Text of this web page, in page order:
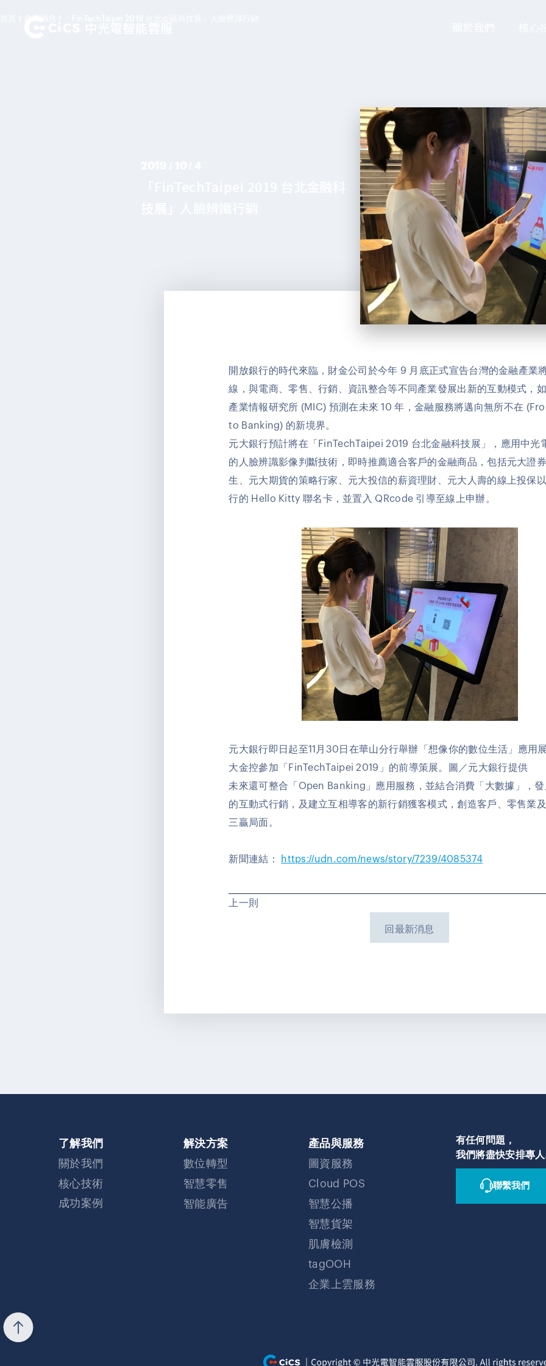
開放銀行的時代來臨，財金公司於今年 9 月底正式宣告台灣的金融產業
線，與電商、零售、行銷、資訊整合等不同產業發展出新的互動模式，
產業情報研究所 (MIC) 預測在未來 10 年，金融服務將邁向無所不在
to Banking) 的新境界。
元大銀行預計將在「FinTechTaipei 2019 台北金融科技展」，應用中光
的人臉辨識影像判斷技術，即時推薦適合客戶的金融商品，包括元大證
生、元大期貨的策略行家、元大投信的薪資理財、元大人壽的線上投保
行的 Hello Kitty 聯名卡，並置入 QRcode 引導至線上申辦。
元大銀行即日起至11月30日在華山分行舉辦「想像你的數位生活」應用
大金控參加「FinTechTaipei 2019」的前導策展。圖／元大銀行提供
未來還可整合「Open Banking」應用服務，並結合消費「大數據」，
的互動式行銷，及建立互相導客的新行銷獲客模式，創造客戶、零售業
三贏局面。
新聞連結： https://udn.com/news/story/7239/4085374
上一則
回最新消息
了解我們
關於我們
核心技術
成功案例
解決方案
數位轉型
智慧零售
智能廣告
產品與服務
圖資服務
Cloud POS
智慧公播
智慧貨架
肌膚檢測
tagOOH
企業上雲服務
有任何問題，
我們將盡快安排專
聯繫我們